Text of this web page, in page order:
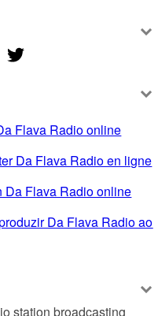
Flava Radio online
Da Flava Radio en ligne
Da Flava Radio online
Da Flava Radio ao
station broadcasting